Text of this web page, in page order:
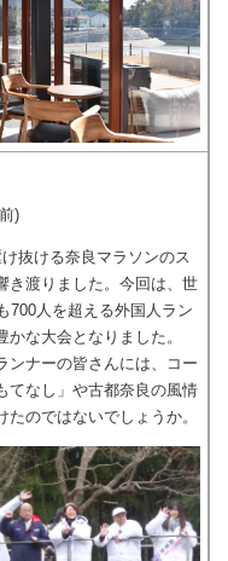
)
抜ける奈良マラソンのス
き渡りました。今回は、世
700人を超える外国人ラン
な大会となりました。
ナーの皆さんには、コー
てなし」や古都奈良の風情
のではないでしょうか。